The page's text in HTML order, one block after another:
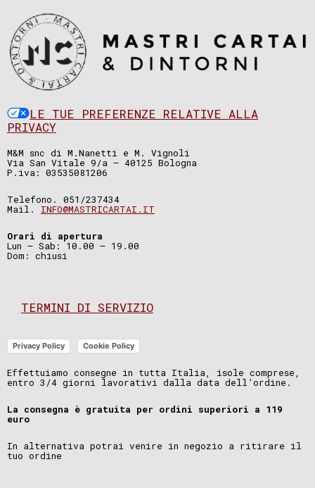
LE TUE PREFERENZE RELATIVE ALLA
PRIVACY
M&M snc di M.Nanetti e M. Vignoli
Via San Vitale 9/a – 40125 Bologna
P.iva: 03535081206
Telefono. 051/237434
Mail. INFO@MASTRICARTAI.IT
Orari di apertura
Lun – Sab: 10.00 – 19.00
Dom: chiusi
TERMINI DI SERVIZIO
Privacy Policy Cookie Policy
Effettuiamo consegne in tutta Italia, isole comprese,
entro 3/4 giorni lavorativi dalla data dell’ordine.
La consegna è gratuita per ordini superiori a 119
euro
In alternativa potrai venire in negozio a ritirare il
tuo ordine